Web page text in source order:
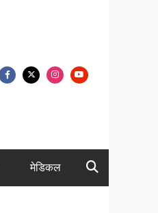
मेडिकल